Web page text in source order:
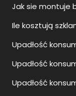
Jak sie montuje
Ile kosztują
Upadłość
Upadłość
Upadłość